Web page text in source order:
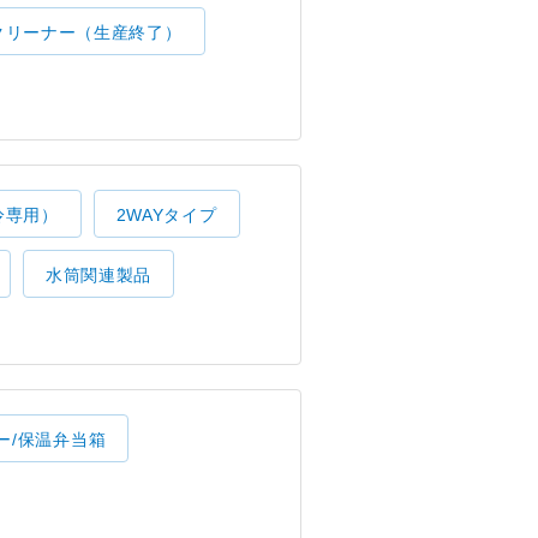
リーナー（生産終了）
用） 2WAYタイプ
水筒関連製品
/保温弁当箱